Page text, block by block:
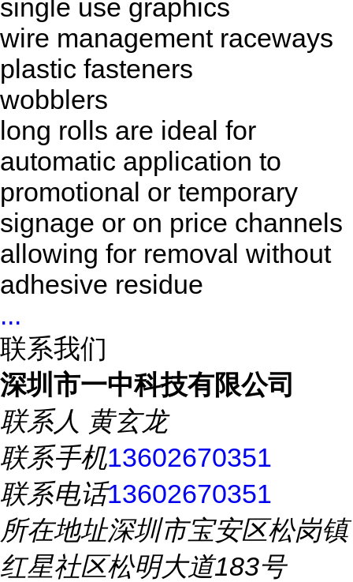
single use graphics
wire management raceways
plastic fasteners
wobblers
long rolls are ideal for
automatic application to
promotional or temporary
signage or on price channels
allowing for removal without
adhesive residue
...
联系我们
深圳市一中科技有限公司
联系人 黄玄龙
联系手机13602670351
联系电话13602670351
所在地址深圳市宝安区松岗镇
红星社区松明大道183号